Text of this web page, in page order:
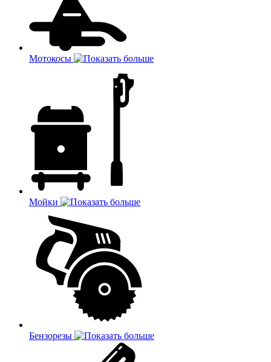
Мотокосы
Мойки
Бензорезы